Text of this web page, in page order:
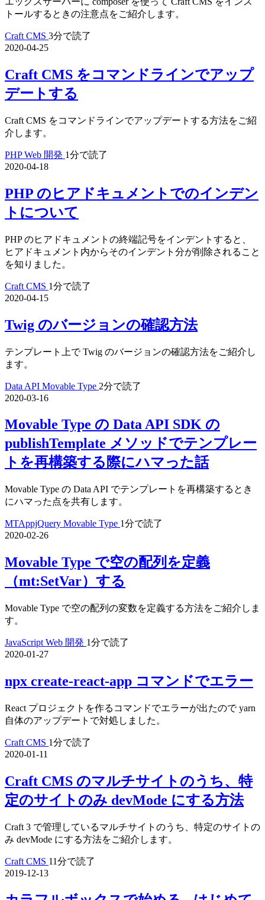
トールするときの注意点をご紹介します。
Craft CMS 3分で読了
2020-04-25
Craft CMS をコマンドラインでアップ
デートする
Craft CMS をコマンドラインでアップデートする方法をご紹
介します。
PHPWeb 開発 1分で読了
2020-04-18
PHP のヒアドキュメントでのインデン
トについて
PHP のヒアドキュメントの終端記号をインデントすると、
ヒアドキュメント内からそのインデント分が削除されること
を知りました。
Craft CMS 1分で読了
2020-04-15
Twig のバージョンの確認方法
テンプレート上で Twig のバージョンの確認方法をご紹介し
ます。
Data API Movable Type 2分で読了
2020-03-16
Movable Type の Data API SDK の
publishTemplate メソッドでテンプレー
トを再構築する際にハマった話
Movable Type の Data API でテンプレートを再構築するとき
にハマった点を共有します。
MTAppjQuery Movable Type 1分で読了
2020-02-26
Movable Type で空の配列を定義
（mt:SetVar）する
Movable Type で空の配列の変数を定義する方法をご紹介しま
す。
JavaScript Web 開発 1分で読了
2020-01-27
npx create-react-app コマンドでエラー
React プロジェクトを作るコマンドでエラーが出たので yarn
自体のアップデートで対処しました。
Craft CMS 1分で読了
2020-01-11
Craft CMS のマルチサイトのうち、特
定のサイトのみ devMode にする方法
Craft 3 で管理しているマルチサイトのうち、特定のサイトの
み devMode にする方法をご紹介します。
Craft CMS 11分で読了
2019-12-13